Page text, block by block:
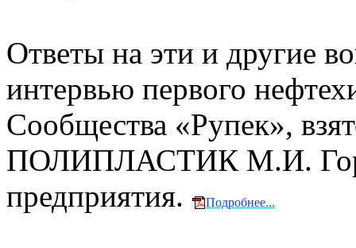
Ответы на эти и другие
интервью первого
Сообщества «Рупек»,
ПОЛИПЛАСТИК М.И.
предприятия.
Подробнее...